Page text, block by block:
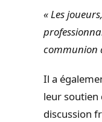
« Les
communion
Il a
leur soutien
discussion